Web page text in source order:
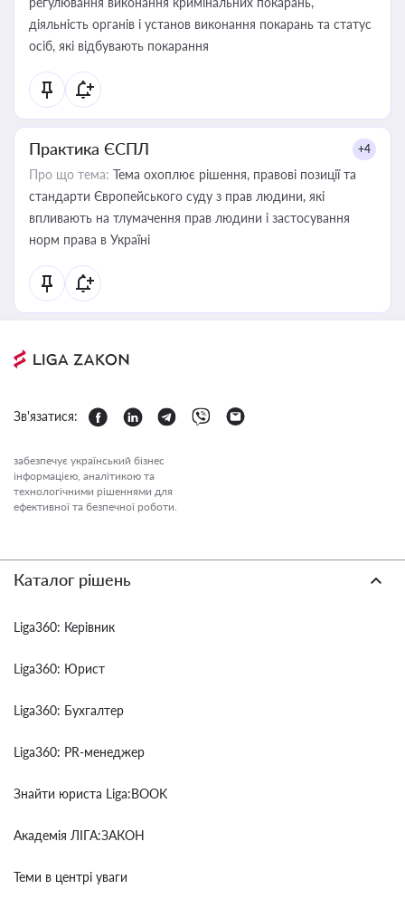
діяльність органів і установ виконання покарань та статус
осіб, які відбувають покарання
Практика ЄСПЛ +4
Про що тема: Тема охоплює рішення, правові позиції та
стандарти Європейського суду з прав людини, які
впливають на тлумачення прав людини і застосування
норм права в Україні
Зв'язатися:
забезпечує український бізнес
інформацією, аналітикою та
технологічними рішеннями для
ефективної та безпечної роботи.
Каталог рішень
Liga360: Керівник
Liga360: Юрист
Liga360: Бухгалтер
Liga360: PR-менеджер
Знайти юриста Liga:BOOK
Академія ЛІГА:ЗАКОН
Теми в центрі уваги